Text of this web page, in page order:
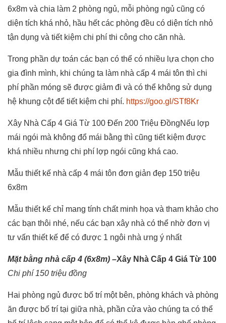
6x8m và chia làm 2 phòng ngủ, mỗi phòng ngủ cũng có
diện tích khá nhỏ, hầu hết các phòng đều có diện tích nhỏ
tận dụng và tiết kiệm chi phí thi công cho căn nhà.
Trong phần dự toán các bạn có thể có nhiều lựa chọn cho
gia đình mình, khi chúng ta làm nhà cấp 4 mái tôn thì chi
phí phần móng sẽ được giảm đi và có thể không sử dụng
hệ khung cột để tiết kiệm chi phí. https://goo.gl/STf8Kr
Xây Nhà Cấp 4 Giá Từ 100 Đến 200 Triệu ĐồngNếu lợp
mái ngói mà không đổ mái bằng thì cũng tiết kiệm được
khá nhiều nhưng chi phí lợp ngói cũng khá cao.
Mẫu thiết kế nhà cấp 4 mái tôn đơn giản đẹp 150 triệu
6x8m
Mẫu thiết kế chỉ mang tính chất minh họa và tham khảo cho
các bạn thôi nhé, nếu các bạn xây nhà có thể nhờ đơn vị
tư vấn thiết kế để có được 1 ngôi nhà ưng ý nhất
Mặt bằng nhà cấp 4 (6x8m) –Xây Nhà Cấp 4 Giá Từ 100
Chi phí 150 triệu đồng
Hai phòng ngủ được bố trí một bên, phòng khách và phòng
ăn được bố trí tại giữa nhà, phần cửa vào chúng ta có thể